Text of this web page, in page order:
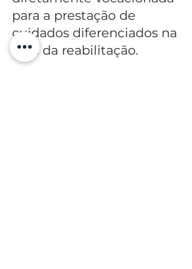
para a prestação de
cuidados diferenciados na
área da reabilitação.